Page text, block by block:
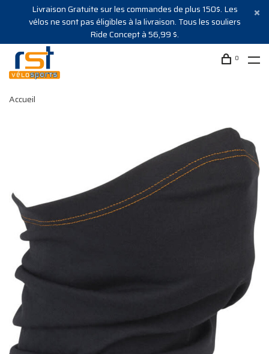
Livraison Gratuite sur les commandes de plus 150$. Les
vélos ne sont pas éligibles à la livraison. Tous les souliers
Ride Concept à 56,99 $.
0
Accueil